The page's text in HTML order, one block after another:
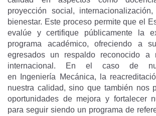
proyección social,
bienestar. Este proceso permite que el
evalúe y certifique públicamente la
programa académico, ofreciendo a
egresados un respaldo reconocido a
internacional. En el caso de
en Ingeniería Mecánica, la
nuestra calidad, sino que también nos
oportunidades de mejora y fortalecer
para seguir siendo un programa de